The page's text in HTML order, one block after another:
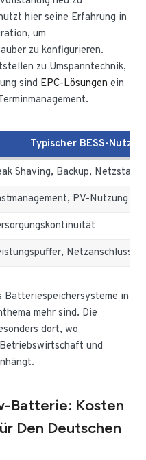
hier seine Erfahrung in
um
zu konfigurieren.
zu Umspanntechnik,
sind EPC-Lösungen ein
Typischer BESS-Nutzen
Shaving, Backup,
PV-Nutzung
Batteriespeichersysteme in
mehr sind. Die
dort, wo
und
Batterie: Kosten
Den Deutschen